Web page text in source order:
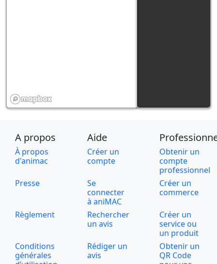
A propos Aide
À propos
d'animac
Créer un
compte
Obtenir un
compte
professionnel
Presse
Se
connecter
à aniMAC
Créer un
commerce
Règlement
Rechercher
un avis
Créer un
service ou
un produit
Conditions
générales
Rédiger un
avis
Obtenir un
QR Code